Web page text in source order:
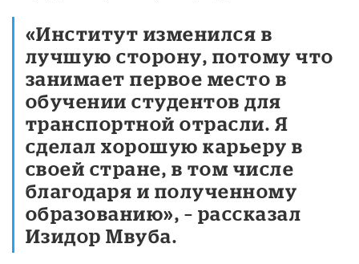
«Институт изменился в
лучшую сторону, потому что
занимает первое место в
обучении студентов для
транспортной отрасли. Я
сделал хорошую карьеру в
своей стране, в том числе
благодаря и полученному
образованию», – рассказал
Изидор Мвуба.